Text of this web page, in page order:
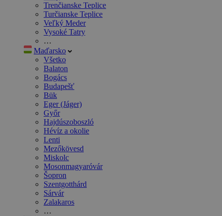
Trenčianske Teplice
Turčianske Teplice
Veľký Meder
Vysoké Tatry
…
Maďarsko
Všetko
Balaton
Bogács
Budapešť
Bük
Eger (Jáger)
Győr
Hajdúszoboszló
Hévíz a okolie
Lenti
Mezőkövesd
Miskolc
Mosonmagyaróvár
Šopron
Szentgotthárd
Sárvár
Zalakaros
…